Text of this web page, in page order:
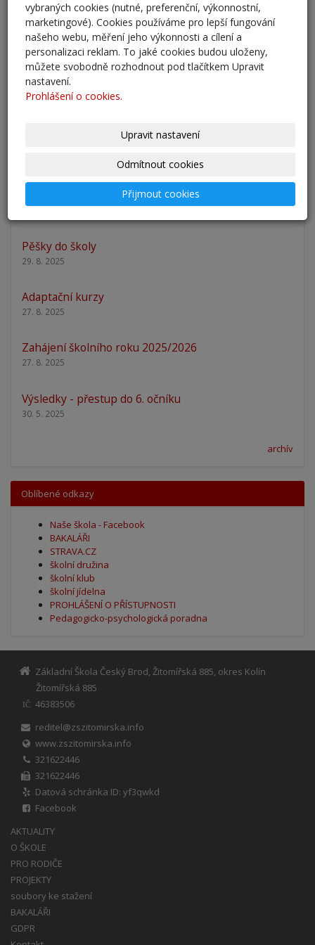
25. 5. 2026
Odlišná organizace školního roku 2025/2026
27. 2. 2026
Zápis 2026 - výsledky
Nový školní rok - informace
31. 8. 2025
Pěšky do školy
29. 8. 2025
Adaptační kurzy
27. 8. 2025
Zahájení školního roku 2025/2026
27. 8. 2025
Výsledky - přestup do 6. očníku
30. 5. 2025
archív
Oblíbené odkazy
Naše škola - Facebook
BAKALÁŘI
STRAVA.CZ
školní družina
školní klub
školní jídelna
PROHLÁŠENÍ O PŘÍSTUPNOSTI
Pedagogicko-psychologická poradna
Základní Škola Český Brod, Žitomířská 885, okres Kolín
Žitomířská 885
IČ
46383506
reditel@zszitomirska.info
www.zszitomirska.info
321622446
321622446
Datová schránka ID: yf3qwkd
Facebook
AKTUALITY
O ŠKOLE
PRO RODIČE
PROJEKTY
soubory ke stažení
BAKALÁŘI
GDPR
vybraných cookies (nutné, preferenční, výkonnostní,
marketingové). Cookies používáme pro lepší fungování
našeho webu, měření jeho výkonnosti a cílení a
personalizaci reklam. To jaké cookies budou uloženy,
můžete svobodně rozhodnout pod tlačítkem Upravit
nastavení.
Prohlášení o cookies.
Upravit nastavení
Odmítnout cookies
Přijmout cookies